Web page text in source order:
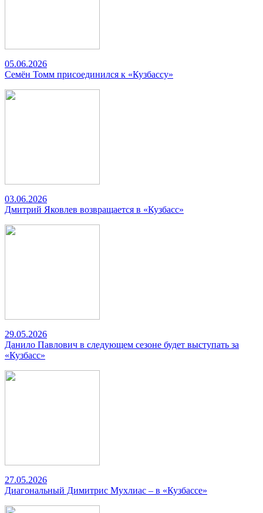
05.06.2026
Семён Томм присоединился к «Кузбассу»
03.06.2026
Дмитрий Яковлев возвращается в «Кузбасс»
29.05.2026
Данило Павлович в следующем сезоне будет выступать за
«Кузбасс»
27.05.2026
Диагональный Димитрис Мухлиас – в «Кузбассе»